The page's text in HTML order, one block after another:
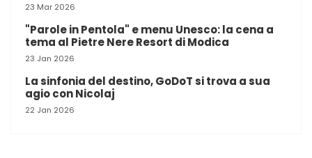
23 Mar 2026
"Parole in Pentola" e menu Unesco: la cena a
tema al Pietre Nere Resort di Modica
23 Jan 2026
La sinfonia del destino, GoDoT si trova a sua
agio con Nicolaj
22 Jan 2026